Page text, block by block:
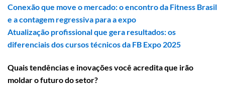
Conexão que move o mercado: o encontro da Fitness Brasil
e a contagem regressiva para a expo
Atualização profissional que gera resultados: os
diferenciais dos cursos técnicos da FB Expo 2025
Quais tendências e inovações você acredita que irão
moldar o futuro do setor?